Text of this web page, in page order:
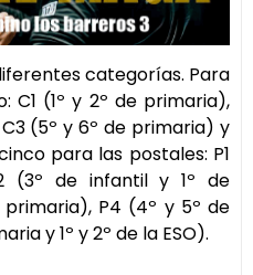
categorías. Para
C1 (1º y 2º de primaria),
(5º y 6º de primaria) y
para las postales: P1
(3º de infantil y 1º de
P4 (4º y 5º de
y 1º y 2º de la ESO).